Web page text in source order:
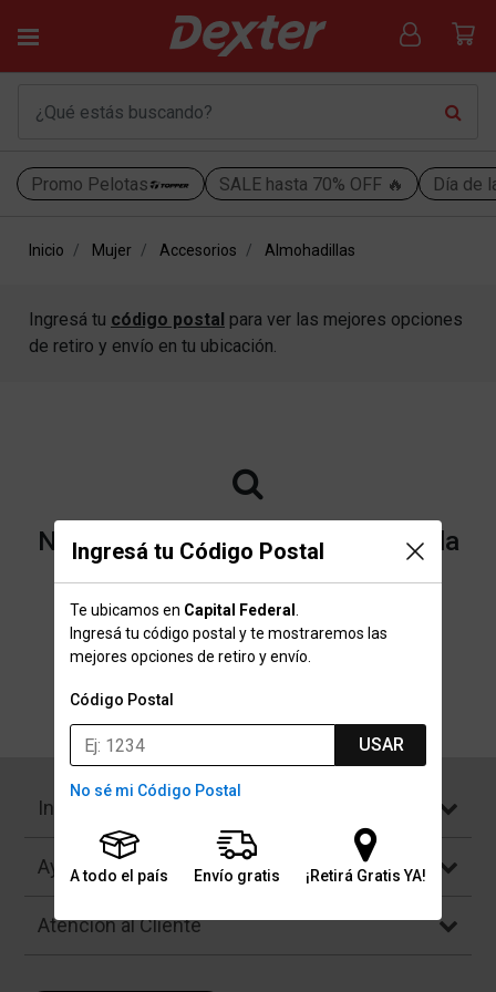
Promo Pelotas SALE hasta 70% OFF 🔥 Día de
Ingresá tu Código Postal
Te ubicamos en Capital Federal
Ingresá tu código postal y te mostraremos las
mejores opciones de retiro y envío.
Código Postal
USAR
No sé mi Código Postal
A todo el país Envío gratis ¡Retirá Gratis YA!
Inicio Mujer Accesorios Almohadillas
Ingresá tu código postal para ver las mejores opciones
de retiro y envío en tu ubicación.
No encontramos resultados para la
categoría "Almohadillas" que
buscaste.
Volver a la página de inicio
Institucional
Ayuda
Atención al Cliente